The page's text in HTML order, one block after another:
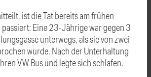
ist die Tat bereits am frühen
Eine 23-Jährige war gegen 3
unterwegs, als sie von zwei
wurde. Nach der Unterhaltung
VW Bus und legte sich schlafen.